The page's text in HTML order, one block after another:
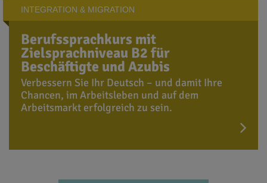
INTEGRATION & MIGRATION
Berufssprachkurs mit
Zielsprachniveau B2 für
Beschäftigte und Azubis
Verbessern Sie Ihr Deutsch – und damit Ihre
Chancen, im Arbeitsleben und auf dem
Arbeitsmarkt erfolgreich zu sein.